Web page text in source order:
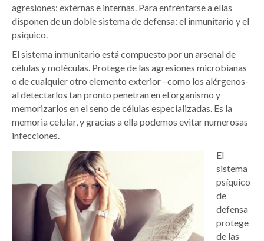
agresiones: externas e internas. Para enfrentarse a ellas
disponen de un doble sistema de defensa: el inmunitario y el
psíquico.
El sistema inmunitario está compuesto por un arsenal de
células y moléculas. Protege de las agresiones microbianas
o de cualquier otro elemento exterior –como los alérgenos-
al detectarlos tan pronto penetran en el organismo y
memorizarlos en el seno de células especializadas. Es la
memoria celular, y gracias a ella podemos evitar numerosas
infecciones.
El
sistema
psíquico
de
defensa
protege
de las